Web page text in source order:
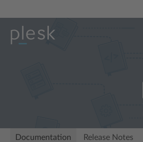
Documentation Release Notes